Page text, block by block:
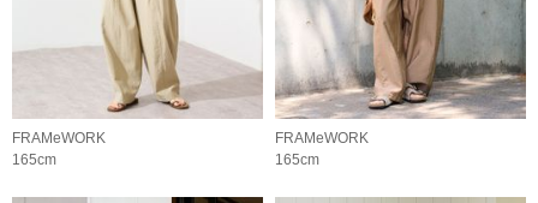
FRAMeWORK
165cm
FRAMeWORK
165cm